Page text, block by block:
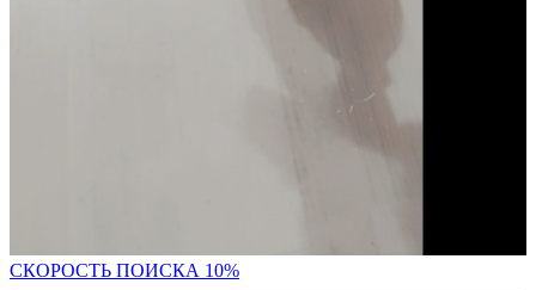
СКОРОСТЬ ПОИСКА 10%